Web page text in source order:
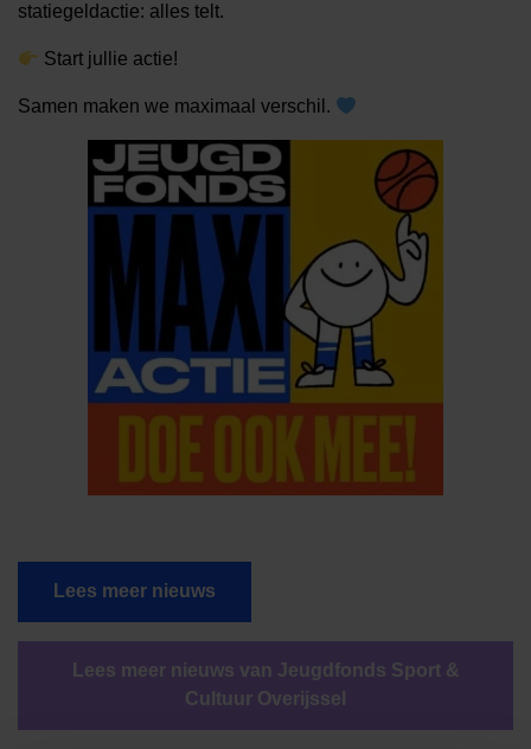
statiegeldactie: alles telt.
Start jullie actie!
Samen maken we maximaal verschil.
Lees meer nieuws
Lees meer nieuws van Jeugdfonds Sport &
Cultuur Overijssel